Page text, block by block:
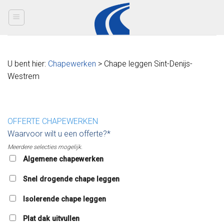
U bent hier: Chapewerken > Chape leggen Sint-Denijs-
Westrem
OFFERTE CHAPEWERKEN
Waarvoor wilt u een offerte?*
Meerdere selecties mogelijk.
Algemene chapewerken
Snel drogende chape leggen
Isolerende chape leggen
Plat dak uitvullen